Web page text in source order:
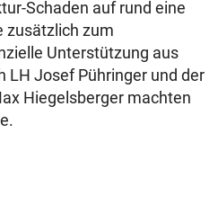
Schaden auf rund eine
zusätzlich zum
Unterstützung aus
LH Josef Pühringer und der
Hiegelsberger machten